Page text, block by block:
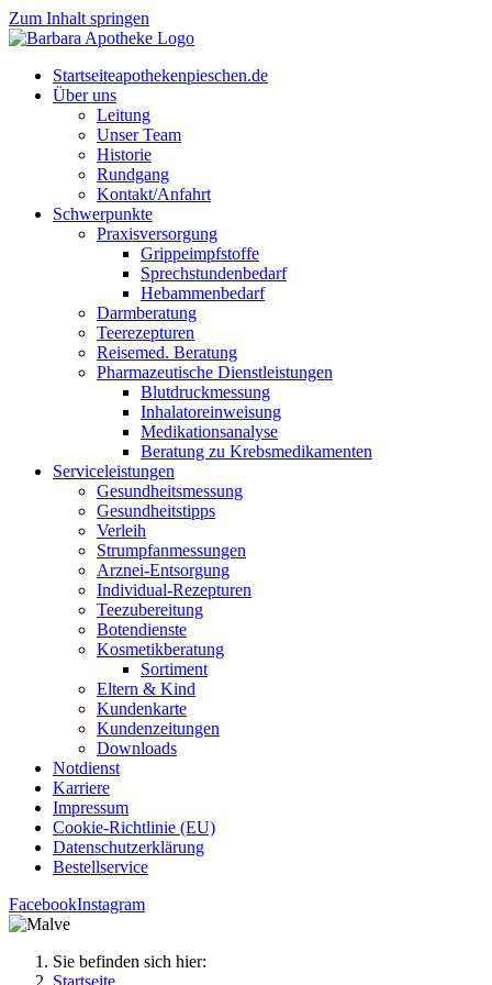
Zum Inhalt springen
Start­sei­teapothekenpieschen.de
Über uns
Lei­tung
Unser Team
His­to­rie
Rund­gang
Kontakt/Anfahrt
Schwer­punk­te
Pra­xis­ver­sor­gung
Grip­pe­impf­stof­fe
Sprech­stun­den­be­darf
Heb­am­men­be­darf
Darm­be­ra­tung
Tee­re­zep­tu­ren
Rei­se­med. Beratung
Phar­ma­zeu­ti­sche Dienstleistungen
Blut­druck­mes­sung
Inha­la­tor­ein­wei­sung
Medi­ka­ti­ons­ana­ly­se
Bera­tung zu Krebsmedikamenten
Ser­vice­leis­tun­gen
Gesund­heits­mes­sung
Gesund­heits­tipps
Ver­leih
Strumpfan­mes­sun­gen
Arz­n­ei-Ent­­sor­­gung
Indi­­vi­­du­al-Rezep­­tu­­ren
Tee­zu­be­rei­tung
Boten­diens­te
Kos­me­tik­be­ra­tung
Sor­ti­ment
Eltern & Kind
Kun­den­kar­te
Kun­den­zei­tun­gen
Down­loads
Not­dienst
Kar­rie­re
Impres­sum
Coo­kie-Rich­t­­li­­nie (EU)
Datenschutz­erklärung
Bestell­ser­vice
FacebookInstagram
Sie befinden sich hier:
Startseite